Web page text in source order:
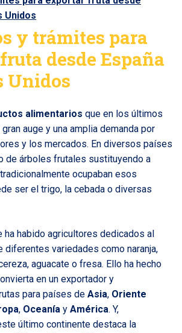
Unidos
y trámites para
desde España
Unidos
alimentarios que en los últimos
auge y una amplia demanda por
y los mercados. En diversos países
de árboles frutales sustituyendo a
ocupaban esos
ser el trigo, la cebada o diversas
ha habido agricultores dedicados al
diferentes variedades como naranja,
aguacate o fresa. Ello ha hecho
en un exportador y
para países de Asia, Oriente
, Oceanía y América. Y,
último continente destaca la